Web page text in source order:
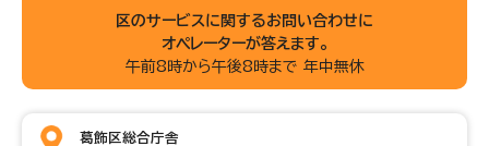
区のサービスに関するお問い合わせに
オペレーターが答えます。
午前8時から午後8時まで 年中無休
葛飾区総合庁舎